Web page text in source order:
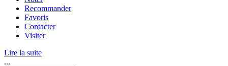
Recommander
Favoris
Contacter
Visiter
Lire la suite
...